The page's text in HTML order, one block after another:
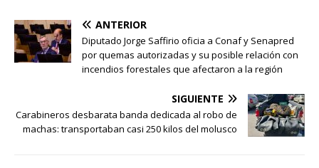
ANTERIOR
Diputado Jorge Saffirio oficia a Conaf y Senapred
por quemas autorizadas y su posible relación con
incendios forestales que afectaron a la región
SIGUIENTE
Carabineros desbarata banda dedicada al robo de
machas: transportaban casi 250 kilos del molusco